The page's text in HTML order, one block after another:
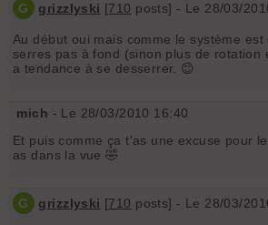
G grizzlyski [710 posts] - Le 28/03/
Au début oui mais comme le système
serres pas à fond (sinon plus de rotation
a tendance à se desserrer. 😊
mich - Le 28/03/2010 16:40
Et puis comme ça t'as une excuse pour
as dans la vue 🤣
G grizzlyski [710 posts] - Le 28/03/